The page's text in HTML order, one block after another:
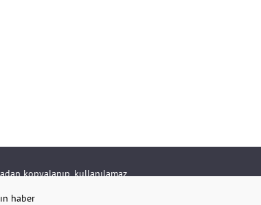
kopyalanıp, kullanılamaz.
haber